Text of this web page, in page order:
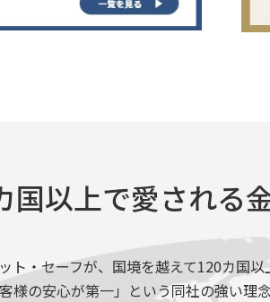
国以上で愛される
ト・セーフが、国境を越えて120カ国
様の安心が第一」という同社の強い理